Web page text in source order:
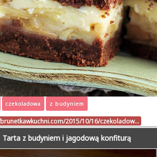
czekoladowa z budyniem
2015/10/16/czekoladow…
Tarta z budyniem i jagodową konfiturą